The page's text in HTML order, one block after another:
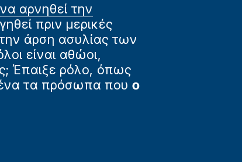
να αρνηθεί την
πριν μερικές
άρση ασυλίας των
είναι αθώοι,
Έπαιξε ρόλο, όπως
τα πρόσωπα που ο